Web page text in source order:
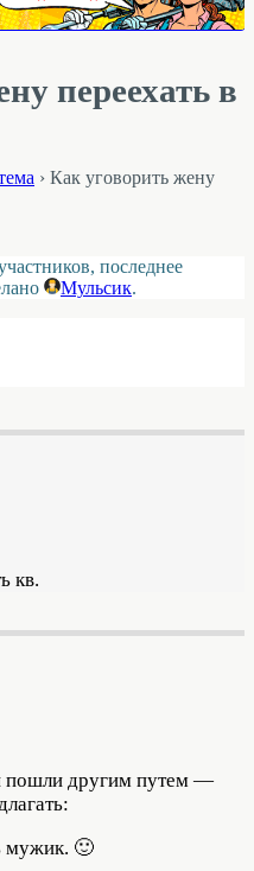
переехать в
› Как уговорить жену
последнее
Мульсик.
кв.
другим путем —
мужик. 🙂